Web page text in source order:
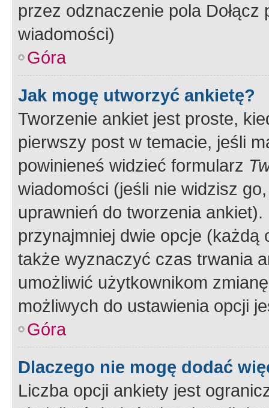
przez odznaczenie pola
wiadomości)
Góra
Jak mogę utworzyć ankietę?
Tworzenie ankiet jest proste,
pierwszy post w temacie, jeśli
powinieneś widzieć formularz
wiadomości (jeśli nie widzisz
uprawnień do tworzenia
przynajmniej dwie opcje
także wyznaczyć czas trwania
umożliwić użytkownikom
możliwych do ustawienia opcji
Góra
Dlaczego nie mogę dodać
Liczba opcji ankiety jest